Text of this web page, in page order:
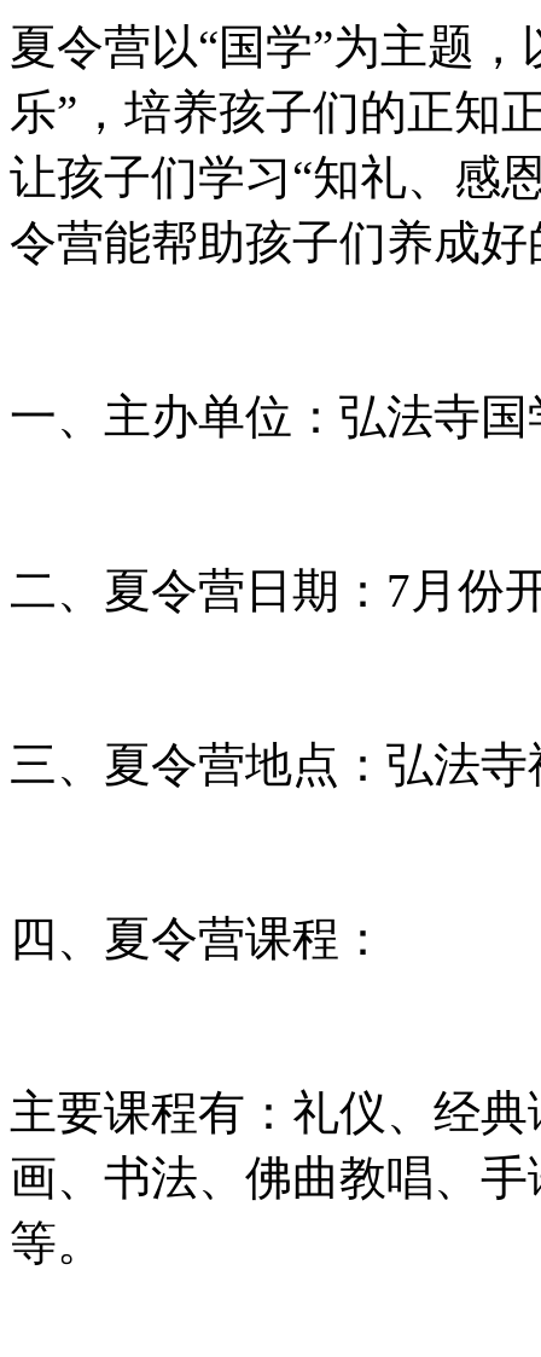
夏令营以“国学”为主题
乐”，培养孩子们的正知
让孩子们学习“知礼、感
令营能帮助孩子们养成
一、主办单位：弘法寺国
二、夏令营日期：7月份
三、夏令营地点：弘法
四、夏令营课程：
主要课程有：礼仪、经
画、书法、佛曲教唱、
等。